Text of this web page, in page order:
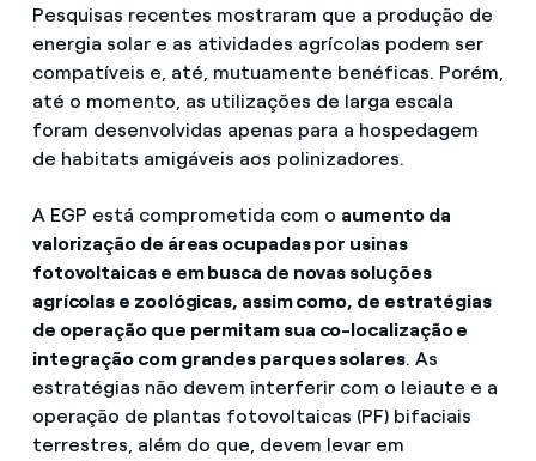
Pesquisas recentes mostraram que a produção de
energia solar e as atividades agrícolas podem ser
compatíveis e, até, mutuamente benéficas. Porém,
até o momento, as utilizações de larga escala
foram desenvolvidas apenas para a hospedagem
de habitats amigáveis aos polinizadores.
A EGP está comprometida com o aumento da
valorização de áreas ocupadas por usinas
fotovoltaicas e em busca de novas soluções
agrícolas e zoológicas, assim como, de estratégias
de operação que permitam sua co-localização e
integração com grandes parques solares. As
estratégias não devem interferir com o leiaute e a
operação de plantas fotovoltaicas (PF) bifaciais
terrestres, além do que, devem levar em